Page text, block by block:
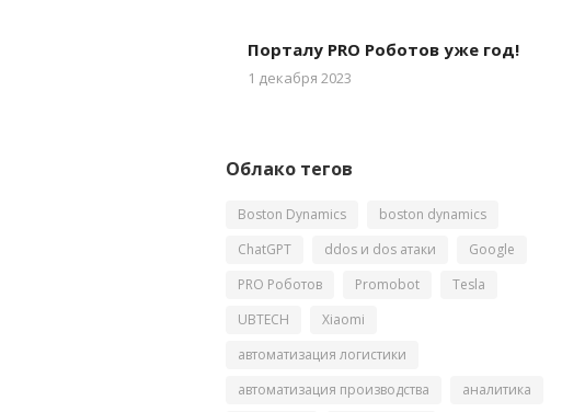
Порталу PRO Роботов уже год!
1 декабря 2023
Облако тегов
Boston Dynamics
boston dynamics
ChatGPT
ddos и dos атаки
Google
PRO Роботов
Promobot
Tesla
UBTECH
Xiaomi
автоматизация логистики
автоматизация производства
аналитика